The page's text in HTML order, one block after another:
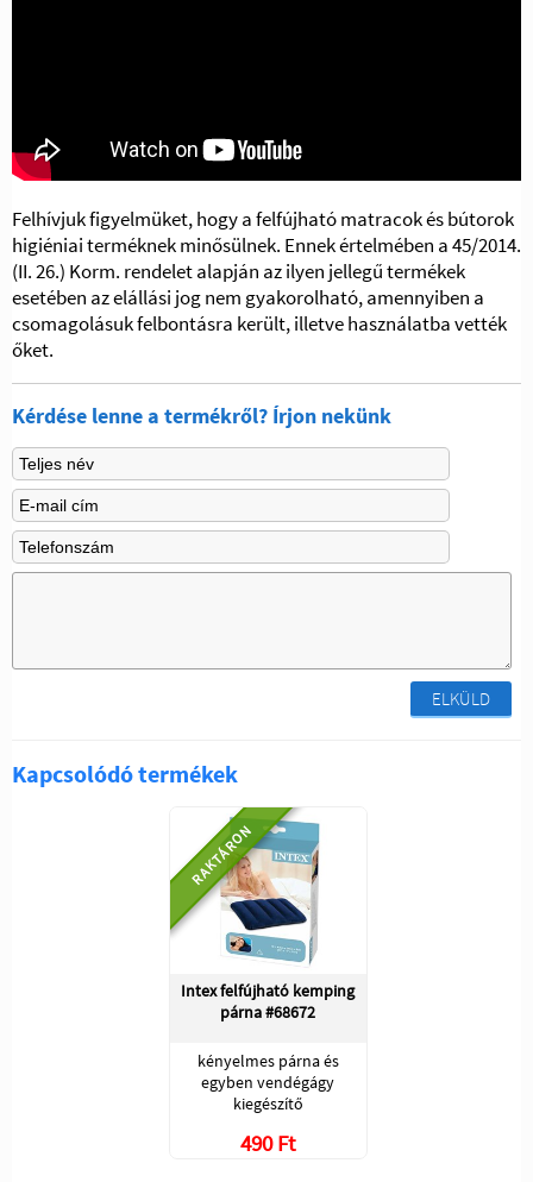
Felhívjuk figyelmüket, hogy a felfújható matracok és bútorok
higiéniai terméknek minősülnek. Ennek értelmében a 45/2014.
(II. 26.) Korm. rendelet alapján az ilyen jellegű termékek
esetében az elállási jog nem gyakorolható, amennyiben a
csomagolásuk felbontásra került, illetve használatba vették
őket.
Kérdése lenne a termékről? Írjon nekünk
ELKÜLD
Kapcsolódó termékek
RAKTÁRON
Intex felfújható kemping
párna #68672
kényelmes párna és
egyben vendégágy
kiegészítő
490 Ft